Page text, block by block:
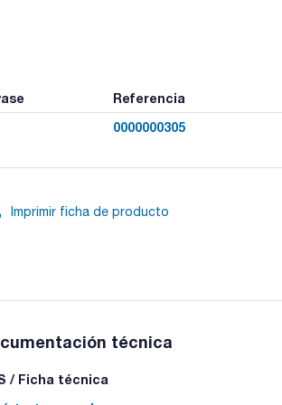
Referencia
0000000305
Imprimir ficha de producto
técnica
/ Ficha técnica